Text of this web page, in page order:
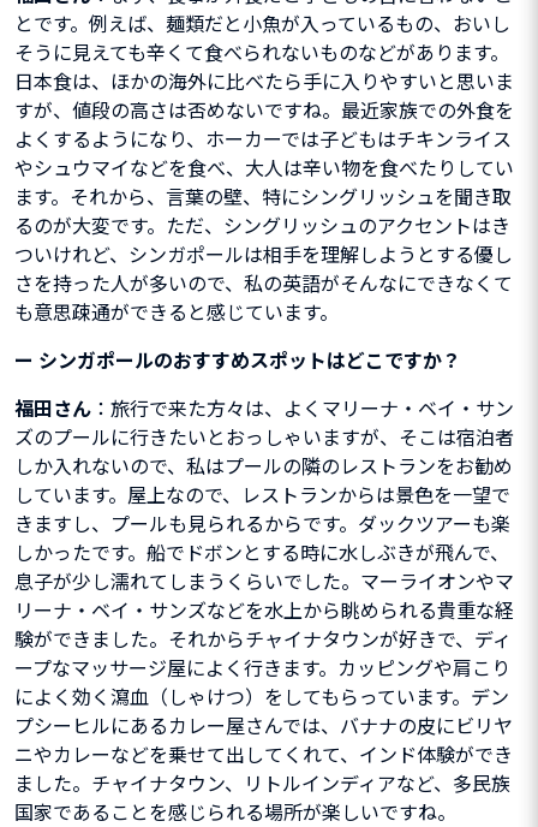
とです。例えば、麺類だと小魚が入っているもの、おいし
そうに見えても辛くて食べられないものなどがあります。
日本食は、ほかの海外に比べたら手に入りやすいと思いま
すが、値段の高さは否めないですね。最近家族での外食を
よくするようになり、ホーカーでは子どもはチキンライス
やシュウマイなどを食べ、大人は辛い物を食べたりしてい
ます。それから、言葉の壁、特にシングリッシュを聞き取
るのが大変です。ただ、シングリッシュのアクセントはき
ついけれど、シンガポールは相手を理解しようとする優し
さを持った人が多いので、私の英語がそんなにできなくて
も意思疎通ができると感じています。
ー シンガポールのおすすめスポットはどこですか？
福田さん ：旅行で来た方々は、よくマリーナ・ベイ・サン
ズのプールに行きたいとおっしゃいますが、そこは宿泊者
しか入れないので、私はプールの隣のレストランをお勧め
しています。屋上なので、レストランからは景色を一望で
きますし、プールも見られるからです。ダックツアーも楽
しかったです。船でドボンとする時に水しぶきが飛んで、
息子が少し濡れてしまうくらいでした。マーライオンやマ
リーナ・ベイ・サンズなどを水上から眺められる貴重な経
験ができました。それからチャイナタウンが好きで、ディ
ープなマッサージ屋によく行きます。カッピングや肩こり
によく効く瀉血（しゃけつ）をしてもらっています。デン
プシーヒルにあるカレー屋さんでは、バナナの皮にビリヤ
ニやカレーなどを乗せて出してくれて、インド体験ができ
ました。チャイナタウン、リトルインディアなど、多民族
国家であることを感じられる場所が楽しいですね。